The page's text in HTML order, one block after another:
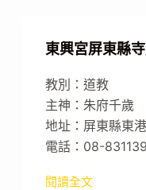
東興宮屏東縣
教別：道教
主神：朱府千歲
地址：屏東縣東
電話：08-
閱讀全文